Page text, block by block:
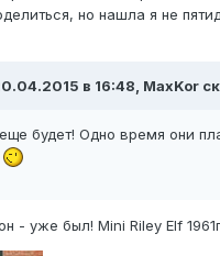
но нашла я не
в 16:48, MaxKor
будет! Одно время они
- уже был! Mini Riley Elf